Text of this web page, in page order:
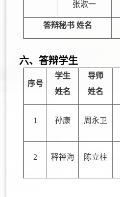
张淑一
答辩秘书 姓名
六、答辩学生
序号
学生
姓名
导师
姓名
1 孙康 周永卫
2 释禅海 陈立柱